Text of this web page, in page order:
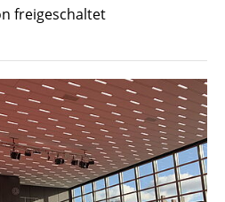
freigeschaltet